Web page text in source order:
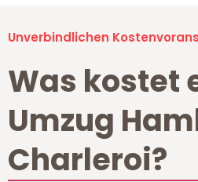
Unverbindlichen
Was kostet
Umzug
Charleroi?